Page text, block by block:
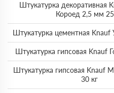
Штукатурка декоративная
Короед 2,5 мм
Штукатурка цементная Knauf
Штукатурка гипсовая Knauf
Штукатурка гипсовая Knauf
30 кг